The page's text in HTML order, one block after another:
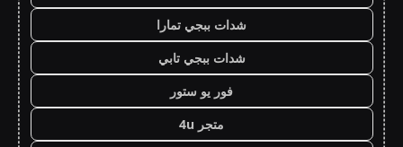
شدات ببجي تمارا
شدات ببجي تابي
فور يو ستور
متجر 4u